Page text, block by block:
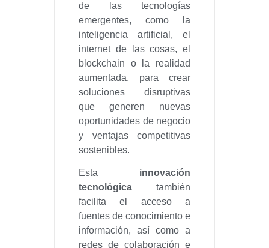
de las tecnologías
emergentes, como la
inteligencia artificial, el
internet de las cosas, el
blockchain o la realidad
aumentada, para crear
soluciones disruptivas
que generen nuevas
oportunidades de negocio
y ventajas competitivas
sostenibles.
Esta innovación
tecnológicatambién
facilita el acceso a
fuentes de conocimiento e
información, así como a
redes de colaboración e